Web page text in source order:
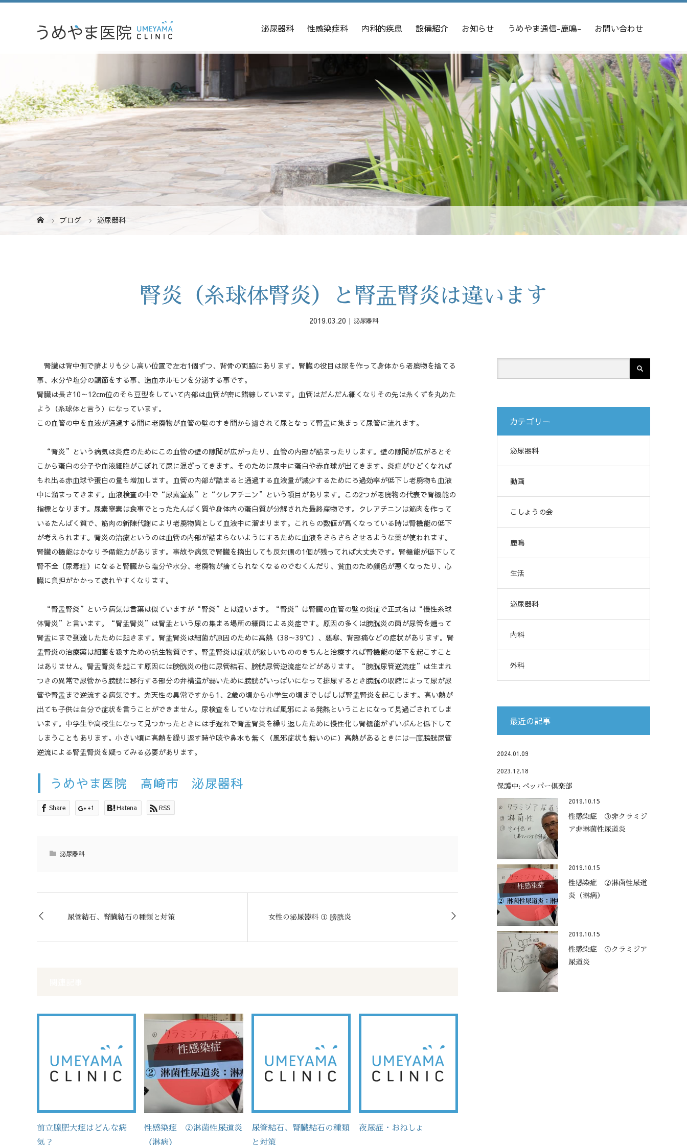
泌尿器科 性感染症科 内科的疾患 設備紹介 お知らせ うめやま通信-鹿鳴- お問い合わせ
ブログ 泌尿器科
腎炎（糸球体腎炎）と腎盂腎炎は違います
2019.03.20 泌尿器科
腎臓は背中側で臍よりも少し高い位置で左右1個ずつ、背骨の両脇にあります。腎臓の役目は尿を作って身体から老廃物を捨てる
事、水分や塩分の調節をする事、造血ホルモンを分泌する事です。
腎臓は長さ10～12cm位のそら豆型をしていて内部は血管が密に錯綜しています。血管はだんだん細くなりその先は糸くずを丸めた
よう（糸球体と言う）になっています。
この血管の中を血液が通過する間に老廃物が血管の壁のすき間から濾されて尿となって腎盂に集まって尿管に流れます。
“腎炎”という病気は炎症のためにこの血管の壁の隙間が広がったり、血管の内部が詰まったりします。壁の隙間が広がるとそ
こから蛋白の分子や血液細胞がこぼれて尿に混ざってきます。そのために尿中に蛋白や赤血球が出てきます。炎症がひどくなれば
もれ出る赤血球や蛋白の量も増加します。血管の内部が詰まると通過する血液量が減少するためにろ過効率が低下し老廃物も血液
中に溜まってきます。血液検査の中で“尿素窒素”と“クレアチニン”という項目があります。この2つが老廃物の代表で腎機能の
指標となります。尿素窒素は食事でとったたんぱく質や身体内の蛋白質が分解された最終産物です。クレアチニンは筋肉を作って
いるたんぱく質で、筋肉の新陳代謝により老廃物質として血液中に溜まります。これらの数値が高くなっている時は腎機能の低下
が考えられます。腎炎の治療というのは血管の内部が詰まらないようにするために血液をさらさらさせるような薬が使われます。
腎臓の機能はかなり予備能力があります。事故や病気で腎臓を摘出しても反対側の1個が残ってれば大丈夫です。腎機能が低下して
腎不全（尿毒症）になると腎臓から塩分や水分、老廃物が捨てられなくなるのでむくんだり、貧血のため顔色が悪くなったり、心
臓に負担がかかって疲れやすくなります。
“腎盂腎炎”という病気は言葉は似ていますが“腎炎”とは違います。“腎炎”は腎臓の血管の壁の炎症で正式名は“慢性糸球
体腎炎”と言います。“腎盂腎炎”は腎盂という尿の集まる場所の細菌による炎症です。原因の多くは膀胱炎の菌が尿管を遡って
腎盂にまで到達したために起きます。腎盂腎炎は細菌が原因のために高熱（38～39℃）、悪寒、背部痛などの症状があります。腎
盂腎炎の治療薬は細菌を殺すための抗生物質です。腎盂腎炎は症状が激しいもののきちんと治療すれば腎機能の低下を起こすこと
はありません。腎盂腎炎を起こす原因には膀胱炎の他に尿管結石、膀胱尿管逆流症などがあります。“膀胱尿管逆流症”は生まれ
つきの異常で尿管から膀胱に移行する部分の弁構造が弱いために膀胱がいっぱいになって排尿するとき膀胱の収縮によって尿が尿
管や腎盂まで逆流する病気です。先天性の異常ですから1、2歳の頃から小学生の頃までしばしば腎盂腎炎を起こします。高い熱が
出ても子供は自分で症状を言うことができません。尿検査をしていなければ風邪による発熱ということになって見過ごされてしま
います。中学生や高校生になって見つかったときには手遅れで腎盂腎炎を繰り返したために慢性化し腎機能がずいぶんと低下して
しまうこともあります。小さい頃に高熱を繰り返す時や咳や鼻水も無く（風邪症状も無いのに）高熱があるときには一度膀胱尿管
逆流による腎盂腎炎を疑ってみる必要があります。
うめやま医院 高崎市 泌尿器科
Share +1 Hatena RSS
泌尿器科
尿管結石、腎臓結石の種類と対策 女性の泌尿器科 ① 膀胱炎
前立腺肥大症はどんな病
気？
性感染症 ②淋菌性尿道炎
（淋病）
尿管結石、腎臓結石の種類
と対策
夜尿症・おねしょ
カテゴリー
泌尿器科
動画
こしょうの会
鹿鳴
生活
泌尿器科
内科
外科
最近の記事
2024.01.09
2023.12.18
保護中: ペッパー倶楽部
2019.10.15
性感染症 ③非クラミジ
ア非淋菌性尿道炎
2019.10.15
性感染症 ②淋菌性尿道
炎（淋病）
2019.10.15
性感染症 ①クラミジア
尿道炎